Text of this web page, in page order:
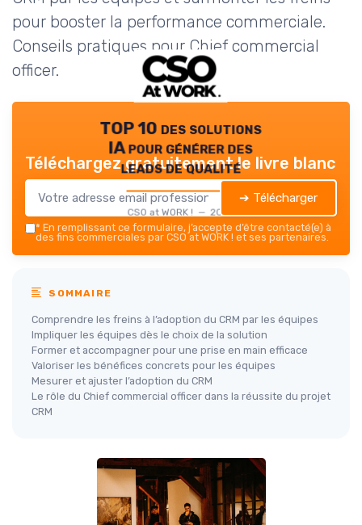
pour booster la performance commerciale.
Conseils pratiques pour Chief commercial
officer.
TOP 10 des solutions
IA pour générer des
leads de qualité
CSO at WORK ! — 2026
Téléchargez gratuitement le livre blanc
➔ Télécharger
* En remplissant ce formulaire, j’accepte d’être contacté(e) à
des fins commerciales par CSO at WORK ! et ses partenaires.
SOMMAIRE
Comprendre les freins à l’adoption du CRM par les équipes
Impliquer les équipes dès le choix de la solution
Former et accompagner pour une prise en main efficace
Valoriser les bénéfices concrets pour les équipes
Mesurer et ajuster l’adoption du CRM
Le rôle du Chief commercial officer dans la réussite du projet
CRM